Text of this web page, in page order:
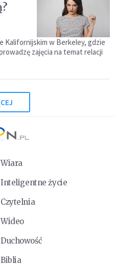
Kalifornijskim w Berkeley, gdzie
zajęcia na temat relacji
Wiara
Inteligentne życie
Czytelnia
Wideo
Duchowość
Biblia